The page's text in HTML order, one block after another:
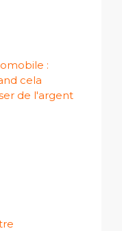
:
cela
de l'argent